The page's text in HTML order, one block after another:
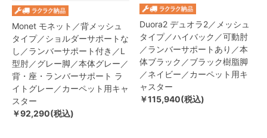
Monet モネット／背メッシュ
タイプ／ショルダーサポートな
し／ランバーサポート付き／L
型肘／グレー脚／本体グレー／
背・座・ランバーサポート ラ
イトグレー／カーペット用キャ
スター
￥92,290(税込)
Duora2 デュオラ2／メッシュ
タイプ／ハイバック／可動肘
／ランバーサポートあり／本
体ブラック／ブラック樹脂脚
／ネイビー／カーペット用キ
ャスター
￥115,940(税込)